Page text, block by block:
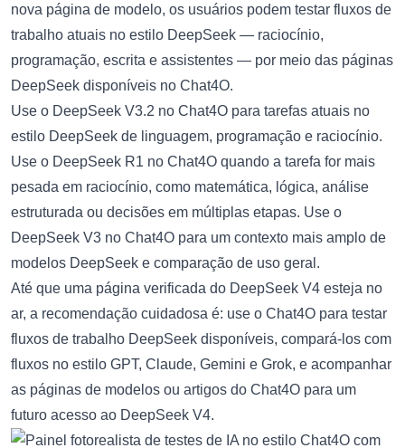
nova página de modelo, os usuários podem testar fluxos de
trabalho atuais no estilo DeepSeek — raciocínio,
programação, escrita e assistentes — por meio das páginas
DeepSeek disponíveis no Chat4O.
Use o DeepSeek V3.2 no Chat4O para tarefas atuais no
estilo DeepSeek de linguagem, programação e raciocínio.
Use o DeepSeek R1 no Chat4O quando a tarefa for mais
pesada em raciocínio, como matemática, lógica, análise
estruturada ou decisões em múltiplas etapas. Use o
DeepSeek V3 no Chat4O para um contexto mais amplo de
modelos DeepSeek e comparação de uso geral.
Até que uma página verificada do DeepSeek V4 esteja no
ar, a recomendação cuidadosa é: use o Chat4O para testar
fluxos de trabalho DeepSeek disponíveis, compará-los com
fluxos no estilo GPT, Claude, Gemini e Grok, e acompanhar
as páginas de modelos ou artigos do Chat4O para um
futuro acesso ao DeepSeek V4.